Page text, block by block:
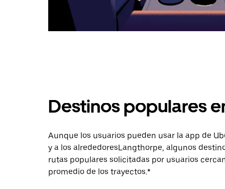
Destinos populares
Aunque los usuarios pueden usar la app de
y a los alrededoresLangthorpe, algunos
rutas populares solicitadas por usuarios
promedio de los trayectos.*